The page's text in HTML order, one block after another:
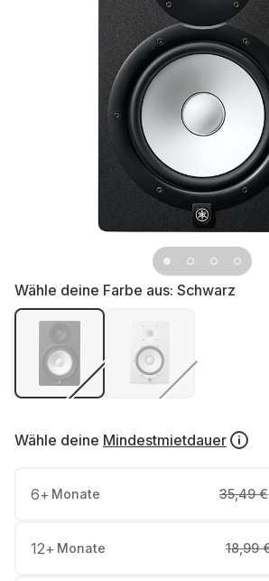
Wähle deine Farbe aus: Schwarz
Wähle deine Mindestmietdauer
6+ Monate 35,49 €
12+ Monate 18,99